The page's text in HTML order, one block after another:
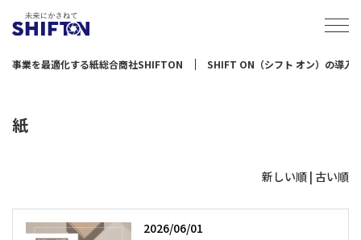
事業を最適化する紙総合商社SHIFTON SHIFT ON（シフト オン）の導入
紙
新しい順 | 古い順
2026/06/01